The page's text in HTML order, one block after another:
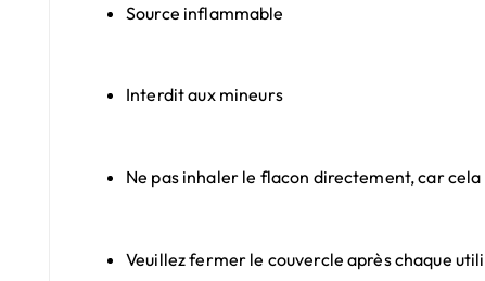
Source inflammable
Interdit aux mineurs
Ne pas inhaler le flacon directement, car
Veuillez fermer le couvercle après chaque